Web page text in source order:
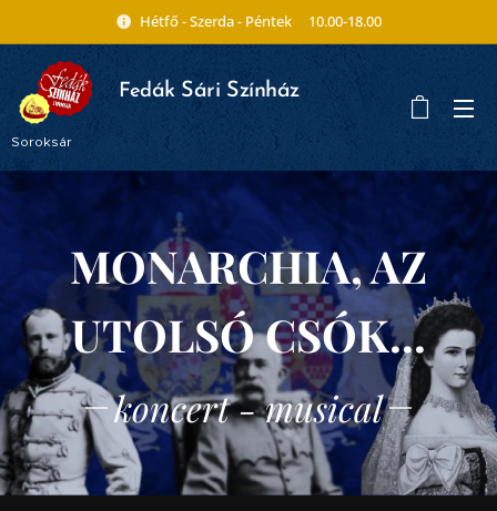
Hétfő - Szerda - Péntek 10.00-18.00
Fedák Sári Színház
Soroksár
MONARCHIA, AZ
UTOLSÓ CSÓK...
koncert - musical